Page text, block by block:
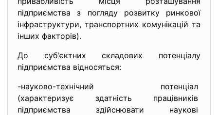
підприємства з погляду розвитку ринкової
інфраструктури, транспортних комунікацій та
інших факторів).
До суб'єктних складових потенціалу
підприємства відносяться:
-науково-технічний потенціал
(характеризує здатність працівників
підприємства здійснювати наукові